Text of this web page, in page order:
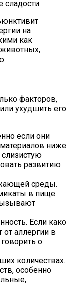
сладости.
на
как
факторов,
ухудшить его
если они
ниже
развитию
среды.
в пище
Если како
от аллергии в
о
количествах.
особенно